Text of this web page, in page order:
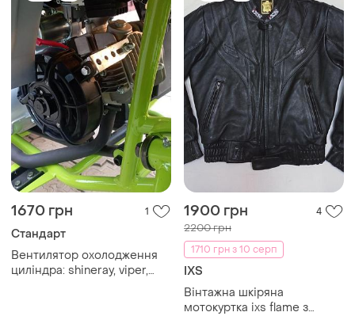
1670 грн 1
Стандарт
Вентилятор охолодження
циліндра: shineray, viper,
1900 грн 4
2200 грн
1710 грн з 10 серп
IXS
Вінтажна шкіряна
мотокуртка ixs flame з